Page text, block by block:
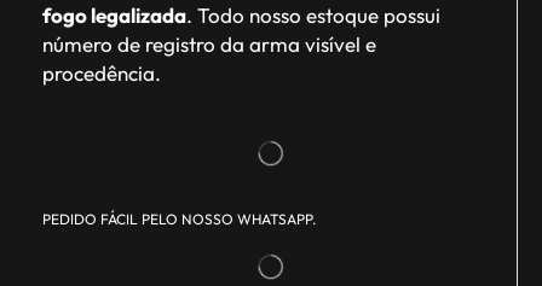
fogo legalizada. Todo nosso estoque possui
número de registro da arma visível e
procedência.
PEDIDO FÁCIL PELO NOSSO WHATSAPP.